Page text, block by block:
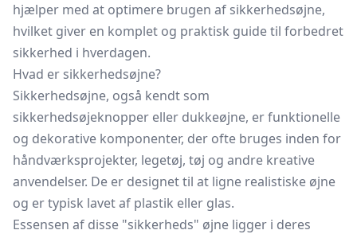
hjælper med at optimere brugen af sikkerhedsøjne,
hvilket giver en komplet og praktisk guide til forbedret
sikkerhed i hverdagen.
Hvad er sikkerhedsøjne?
Sikkerhedsøjne, også kendt som
sikkerhedsøjeknopper eller dukkeøjne, er funktionelle
og dekorative komponenter, der ofte bruges inden for
håndværksprojekter, legetøj, tøj og andre kreative
anvendelser. De er designet til at ligne realistiske øjne
og er typisk lavet af plastik eller glas.
Essensen af disse "sikkerheds" øjne ligger i deres